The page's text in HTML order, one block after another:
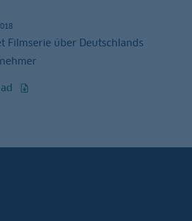
Filmserie über Deutschlands